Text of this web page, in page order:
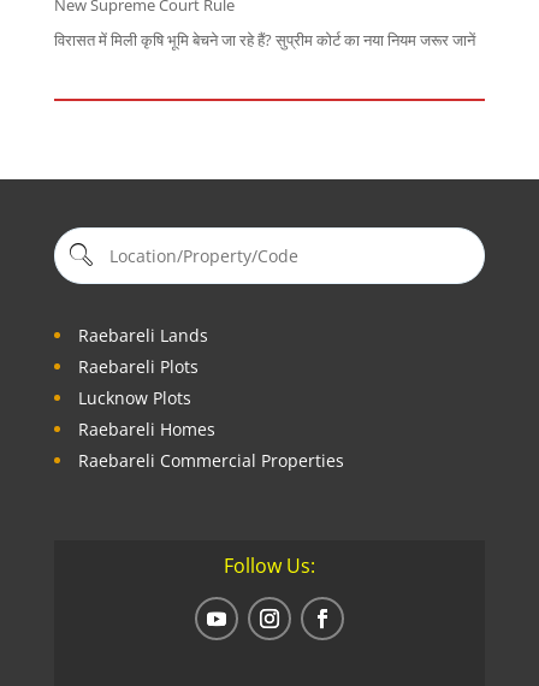
New Supreme Court Rule
विरासत में मिली कृषि भूमि बेचने जा रहे हैं? सुप्रीम कोर्ट का नया नियम जरूर जानें
Raebareli Lands
Raebareli Plots
Lucknow Plots
Raebareli Homes
Raebareli Commercial Properties
Follow Us: